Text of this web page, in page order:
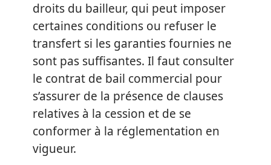
droits du bailleur, qui peut imposer
certaines conditions ou refuser le
transfert si les garanties fournies ne
sont pas suffisantes. Il faut consulter
le contrat de bail commercial pour
s’assurer de la présence de clauses
relatives à la cession et de se
conformer à la réglementation en
vigueur.